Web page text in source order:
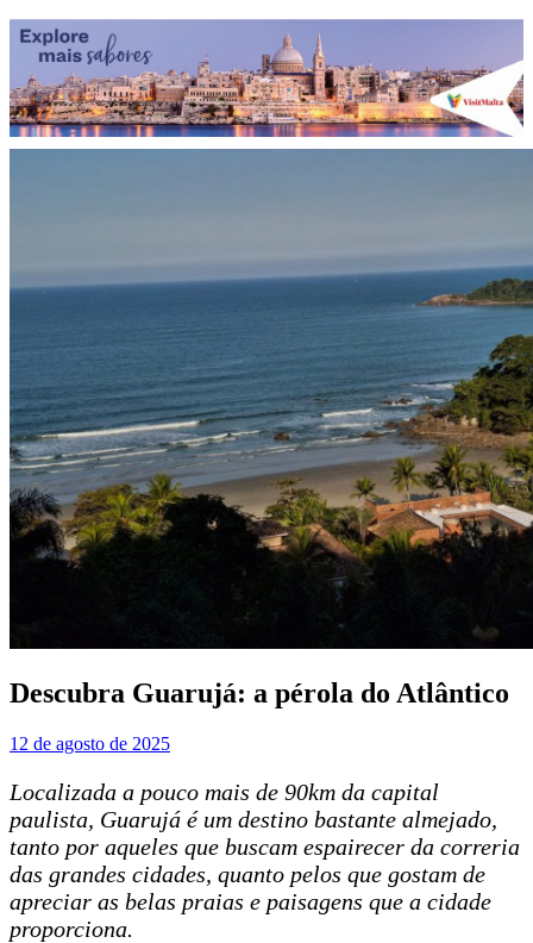
Descubra Guarujá: a pérola do Atlântico
12 de agosto de 2025
Localizada a pouco mais de 90km da capital
paulista, Guarujá é um destino bastante almejado,
tanto por aqueles que buscam espairecer da correria
das grandes cidades, quanto pelos que gostam de
apreciar as belas praias e paisagens que a cidade
proporciona.